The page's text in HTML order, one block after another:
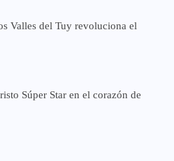
Valles del Tuy revoluciona el
Súper Star en el corazón de